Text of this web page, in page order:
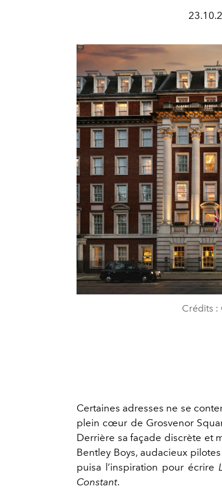
Crédits :
Certaines adresses ne se
plein cœur de Grosvenor
Derrière sa façade discrète et
Bentley Boys, audacieux
puisa l’inspiration pour écrire
Constant.